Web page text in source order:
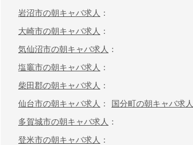
岩沼市の朝キャバ求人
大崎市の朝キャバ求人
気仙沼市の朝キャバ求人
塩竈市の朝キャバ求人
柴田郡の朝キャバ求人
仙台市の朝キャバ求人
国分町の朝キャバ求人
多賀城市の朝キャバ求人
登米市の朝キャバ求人